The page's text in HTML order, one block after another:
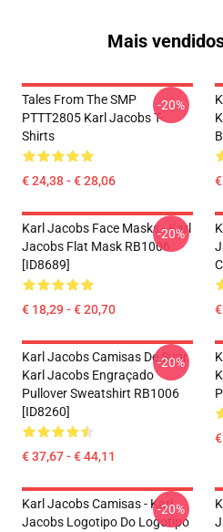
Mais
Tales From The SMP
PTTT2805 Karl Jacobs T-
Shirts
€ 24,38 - € 28,06
-20%
Karl Jacobs Face Masks - Karl
Jacobs Flat Mask RB1006
[ID8689]
€ 18,29 - € 20,70
-20%
Karl Jacobs Camisas De Suor
Karl Jacobs Engraçado
Pullover Sweatshirt RB1006
[ID8260]
€ 37,67 - € 44,11
-20%
Karl Jacobs Camisas - Karl
Jacobs Logotipo Do Logotipo
-20%